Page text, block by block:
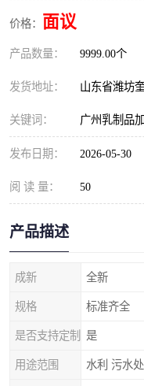
价格： 面议
产品数量： 9999.00个
发货地址： 山东省潍坊
关键词： 广州乳制品
发布日期： 2026-05-30
阅 读 量： 50
产品描述
成新 全新
规格 标准齐全
是否支持定制 是
用途范围 水利 污水